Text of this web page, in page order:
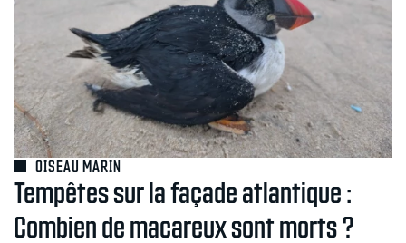
OISEAU MARIN
Tempêtes sur la façade atlantique :
Combien de macareux sont morts ?